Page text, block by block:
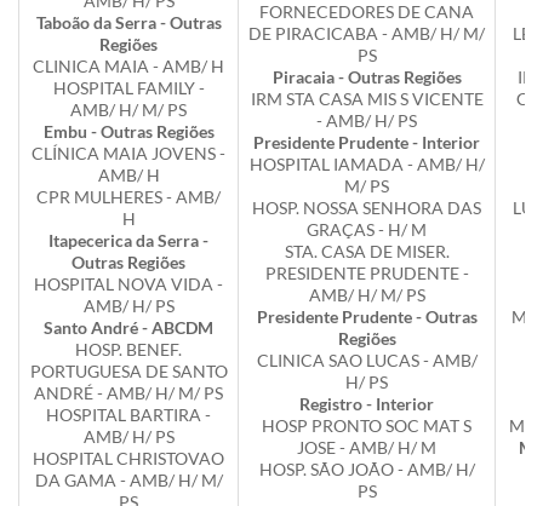
Taboão da Serra - Outras
Regiões
CLINICA MAIA - AMB/ H
HOSPITAL FAMILY -
AMB/ H/ M/ PS
Embu - Outras Regiões
CLÍNICA MAIA JOVENS -
AMB/ H
CPR MULHERES - AMB/
H
Itapecerica da Serra -
Outras Regiões
HOSPITAL NOVA VIDA -
AMB/ H/ PS
Santo André - ABCDM
HOSP. BENEF.
PORTUGUESA DE SANTO
ANDRÉ - AMB/ H/ M/ PS
HOSPITAL BARTIRA -
AMB/ H/ PS
HOSPITAL CHRISTOVAO
DA GAMA - AMB/ H/ M/
PS
FORNECEDORES DE CANA
DE PIRACICABA - AMB/ H/ M/
PS
Piracaia - Outras Regiões
IRM STA CASA MIS S VICENTE
- AMB/ H/ PS
Presidente Prudente - Interior
HOSPITAL IAMADA - AMB/ H/
M/ PS
HOSP. NOSSA SENHORA DAS
GRAÇAS - H/ M
STA. CASA DE MISER.
PRESIDENTE PRUDENTE -
AMB/ H/ M/ PS
Presidente Prudente - Outras
Regiões
CLINICA SAO LUCAS - AMB/
H/ PS
Registro - Interior
HOSP PRONTO SOC MAT S
JOSE - AMB/ H/ M
HOSP. SÃO JOÃO - AMB/ H/
PS